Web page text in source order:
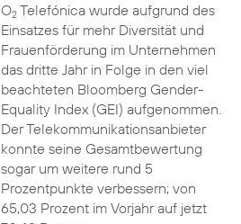
O2Telefónica wurde aufgrund des
Einsatzes für mehr Diversität und
Frauenförderung im Unternehmen
das dritte Jahr in Folge in den viel
beachteten Bloomberg Gender-
Equality Index (GEI) aufgenommen.
Der Telekommunikationsanbieter
konnte seine Gesamtbewertung
sogar um weitere rund 5
Prozentpunkte verbessern; von
65,03 Prozent im Vorjahr auf jetzt